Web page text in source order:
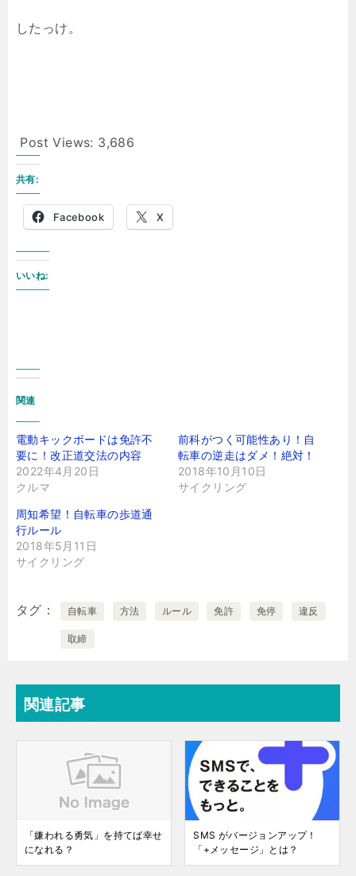
したっけ。
Post Views: 3,686
共有:
Facebook X
いいね:
関連
電動キックボードは免許不
要に！改正道交法の内容
2022年4月20日
クルマ
前科がつく可能性あり！自
転車の逆走はダメ！絶対！
2018年10月10日
サイクリング
周知希望！自転車の歩道通
行ルール
2018年5月11日
サイクリング
タグ 自転車 方法 ルール 免許 免停 違反
取締
関連記事
「嫌われる勇気」を持てば幸せ
になれる？
SMS がバージョンアップ！
「+メッセージ」とは？